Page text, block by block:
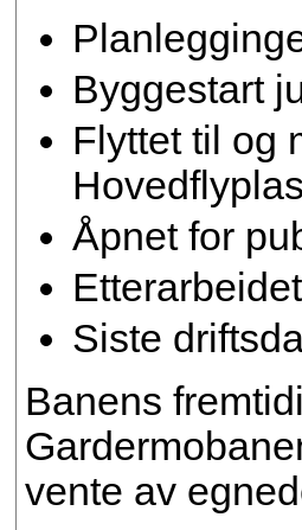
Byggestart
Flyttet til og
Åpnet for
Siste
Banens
vente av